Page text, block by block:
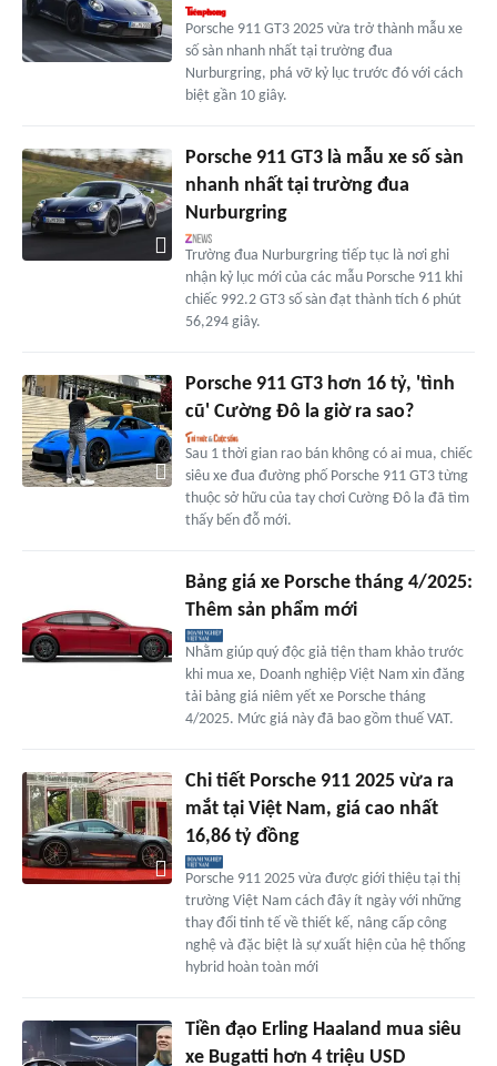
Porsche 911 GT3 2025 vừa trở thành mẫu xe
số sàn nhanh nhất tại trường đua
Nurburgring, phá vỡ kỷ lục trước đó với cách
biệt gần 10 giây.
Porsche 911 GT3 là mẫu xe số sàn
nhanh nhất tại trường đua
Nurburgring
Trường đua Nurburgring tiếp tục là nơi ghi
nhận kỷ lục mới của các mẫu Porsche 911 khi
chiếc 992.2 GT3 số sàn đạt thành tích 6 phút
56,294 giây.
Porsche 911 GT3 hơn 16 tỷ, 'tình
cũ' Cường Đô la giờ ra sao?
Sau 1 thời gian rao bán không có ai mua, chiếc
siêu xe đua đường phố Porsche 911 GT3 từng
thuộc sở hữu của tay chơi Cường Đô la đã tìm
thấy bến đỗ mới.
Bảng giá xe Porsche tháng 4/2025:
Thêm sản phẩm mới
Nhằm giúp quý độc giả tiện tham khảo trước
khi mua xe, Doanh nghiệp Việt Nam xin đăng
tải bảng giá niêm yết xe Porsche tháng
4/2025. Mức giá này đã bao gồm thuế VAT.
Chi tiết Porsche 911 2025 vừa ra
mắt tại Việt Nam, giá cao nhất
16,86 tỷ đồng
Porsche 911 2025 vừa được giới thiệu tại thị
trường Việt Nam cách đây ít ngày với những
thay đổi tinh tế về thiết kế, nâng cấp công
nghệ và đặc biệt là sự xuất hiện của hệ thống
hybrid hoàn toàn mới
Tiền đạo Erling Haaland mua siêu
xe Bugatti hơn 4 triệu USD